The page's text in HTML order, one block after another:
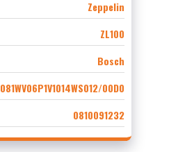
Zeppelin
ZL100
Bosch
081WV06P1V1014WS012/00D0
0810091232